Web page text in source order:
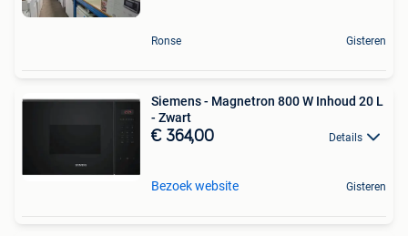
Ronse Gisteren
Siemens - Magnetron 800 W Inhoud 20 L
- Zwart
€ 364,00 Details
Bezoek website Gisteren